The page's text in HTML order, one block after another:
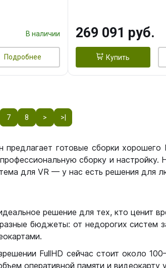
В наличии
Подробнее
ТБ SSD)
269 091 руб.
Купить
7 8 > >|
готовые сборки
сборку и настройку.
для VR — у нас есть решения для
решение для тех, кто ценит
бюджеты: от недорогих систем
FullHD сейчас стоит около
оперативной памяти и видеокарту